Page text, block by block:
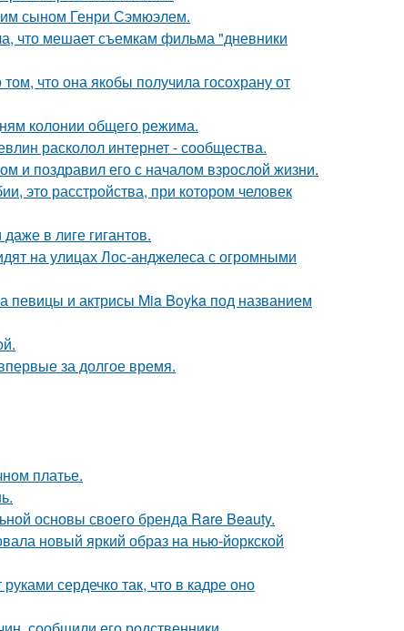
сыном Генри Сэмюэлем.
что мешает съемкам фильма "дневники
что она якобы получила госохрану от
колонии общего режима.
расколол интернет - сообщества.
и поздравил его с началом взрослой жизни.
это расстройства, при котором человек
в лиге гигантов.
на улицах Лос-анджелеса с огромными
певицы и актрисы Mia Boyka под названием
за долгое время.
платье.
основы своего бренда Rare Beauty.
новый яркий образ на нью-йоркской
сердечко так, что в кадре оно